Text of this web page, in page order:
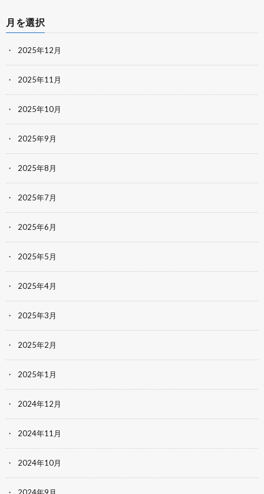
月を選択
2025年12月
2025年11月
2025年10月
2025年9月
2025年8月
2025年7月
2025年6月
2025年5月
2025年4月
2025年3月
2025年2月
2025年1月
2024年12月
2024年11月
2024年10月